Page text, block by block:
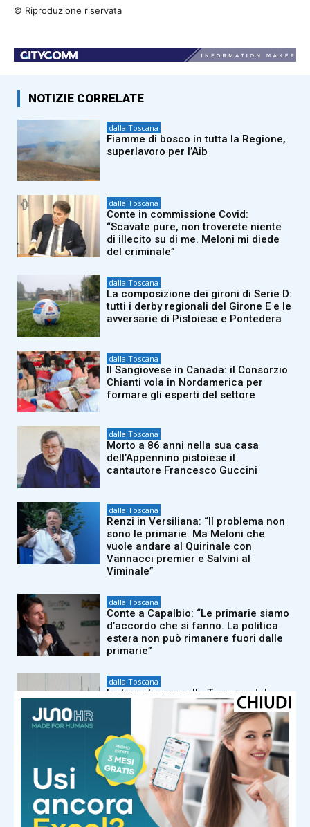
© Riproduzione riservata
NOTIZIE CORRELATE
dalla Toscana
Fiamme di bosco in tutta la Regione,
superlavoro per l’Aib
dalla Toscana
Conte in commissione Covid:
“Scavate pure, non troverete niente
di illecito su di me. Meloni mi diede
del criminale”
dalla Toscana
La composizione dei gironi di Serie D:
tutti i derby regionali del Girone E e le
avversarie di Pistoiese e Pontedera
dalla Toscana
Il Sangiovese in Canada: il Consorzio
Chianti vola in Nordamerica per
formare gli esperti del settore
dalla Toscana
Morto a 86 anni nella sua casa
dell’Appennino pistoiese il
cantautore Francesco Guccini
dalla Toscana
Renzi in Versiliana: “Il problema non
sono le primarie. Ma Meloni che
vuole andare al Quirinale con
Vannacci premier e Salvini al
Viminale”
dalla Toscana
Conte a Capalbio: “Le primarie siamo
d’accordo che si fanno. La politica
estera non può rimanere fuori dalle
primarie”
dalla Toscana
La terra trema nella Toscana del
nord ovest: epicentro a ovest di Pisa
dalla Toscana
Caldo record, ma le risorse idriche
della Toscana per ora non ne
risentono